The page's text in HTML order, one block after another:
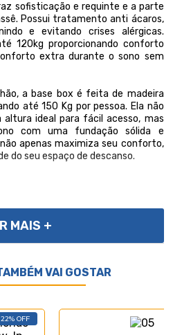
sofisticação e requinte e a parte
Possui tratamento anti ácaros,
e evitando crises alérgicas.
120kg proporcionando conforto
extra durante o sono sem
a base box é feita de madeira
até 150 Kg por pessoa. Ela não
altura ideal para fácil acesso, mas
com uma fundação sólida e
apenas maximiza seu conforto,
do seu espaço de descanso.
variar conforme a tela; Não
recomendamos profissionais
para transporte em
transportamos por meios especiais.
arrependimento apenas se a
MAIS +
VAI GOSTAR
22% OFF